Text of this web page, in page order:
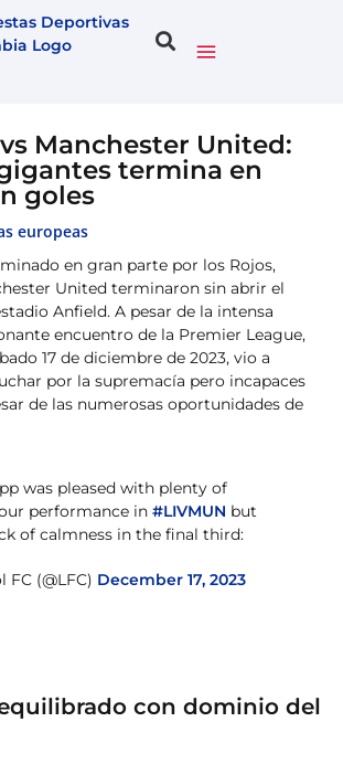
Manchester United:
termina en
goles
europeas
en gran parte por los Rojos,
United terminaron sin abrir el
Anfield. A pesar de la intensa
encuentro de la Premier League,
17 de diciembre de 2023, vio a
por la supremacía pero incapaces
de las numerosas oportunidades de
was pleased with plenty of
performance in #LIVMUN but
of calmness in the final third:
(@LFC) December 17, 2023
con dominio del